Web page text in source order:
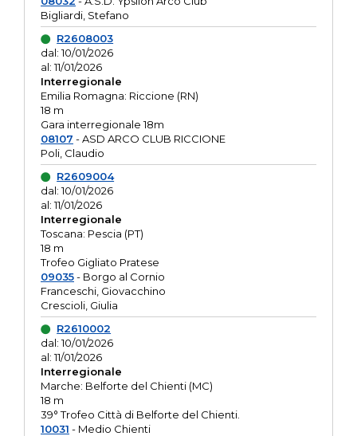
Bigliardi, Stefano
R2608003
dal: 10/01/2026
al: 11/01/2026
Interregionale
Emilia Romagna: Riccione (RN)
18 m
Gara interregionale 18m
08107 - ASD ARCO CLUB RICCIONE
Poli, Claudio
R2609004
dal: 10/01/2026
al: 11/01/2026
Interregionale
Toscana: Pescia (PT)
18 m
Trofeo Gigliato Pratese
09035- Borgo al Cornio
Franceschi, Giovacchino
Crescioli, Giulia
R2610002
dal: 10/01/2026
al: 11/01/2026
Interregionale
Marche: Belforte del Chienti (MC)
18 m
39° Trofeo Città di Belforte del Chienti.
10031 - Medio Chienti